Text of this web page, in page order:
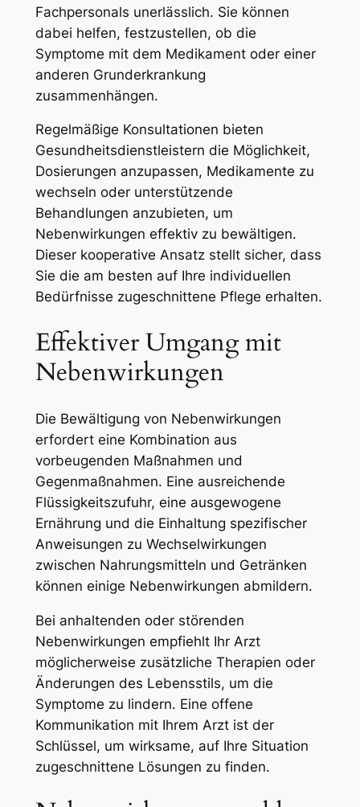
Fachpersonals unerlässlich. Sie können
dabei helfen, festzustellen, ob die
Symptome mit dem Medikament oder einer
anderen Grunderkrankung
zusammenhängen.
Regelmäßige Konsultationen bieten
Gesundheitsdienstleistern die Möglichkeit,
Dosierungen anzupassen, Medikamente zu
wechseln oder unterstützende
Behandlungen anzubieten, um
Nebenwirkungen effektiv zu bewältigen.
Dieser kooperative Ansatz stellt sicher, dass
Sie die am besten auf Ihre individuellen
Bedürfnisse zugeschnittene Pflege erhalten.
Effektiver Umgang mit
Nebenwirkungen
Die Bewältigung von Nebenwirkungen
erfordert eine Kombination aus
vorbeugenden Maßnahmen und
Gegenmaßnahmen. Eine ausreichende
Flüssigkeitszufuhr, eine ausgewogene
Ernährung und die Einhaltung spezifischer
Anweisungen zu Wechselwirkungen
zwischen Nahrungsmitteln und Getränken
können einige Nebenwirkungen abmildern.
Bei anhaltenden oder störenden
Nebenwirkungen empfiehlt Ihr Arzt
möglicherweise zusätzliche Therapien oder
Änderungen des Lebensstils, um die
Symptome zu lindern. Eine offene
Kommunikation mit Ihrem Arzt ist der
Schlüssel, um wirksame, auf Ihre Situation
zugeschnittene Lösungen zu finden.